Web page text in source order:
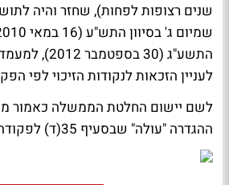
שנים רצופות לפחות), שחזר והיה
התשע"ג (30
לעניין הזכאות לנקודות הזיכוי לפי
לשם יישום החלטת הממשלה כאמור
ההגדרה "עולה" שבסעיף 35(ד) לפקודה.